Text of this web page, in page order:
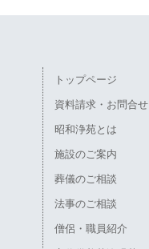
トップページ
資料請求・お問合せ
昭和浄苑とは
施設のご案内
葬儀のご相談
法事のご相談
僧侶・職員紹介